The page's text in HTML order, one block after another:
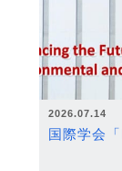
2026.07.14
国際学会